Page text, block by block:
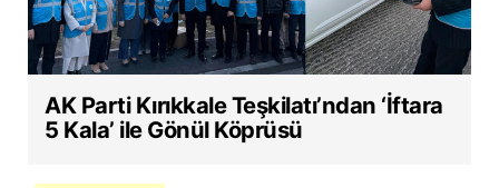
AK Parti Kırıkkale Teşkilatı’ndan ‘İftara
5 Kala’ ile Gönül Köprüsü